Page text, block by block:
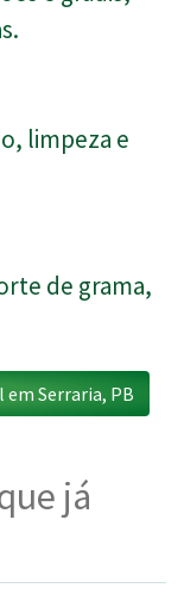
limpeza e
de grama,
Serraria, PB
já